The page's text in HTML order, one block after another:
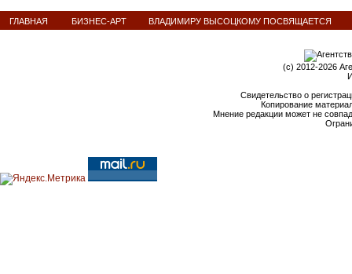
ГЛАВНАЯ БИЗНЕС-АРТ ВЛАДИМИРУ ВЫСОЦКОМУ ПОСВЯЩАЕТСЯ
(c) 2012-2026
Свидетельство о
Копирование
Мнение редакции может не